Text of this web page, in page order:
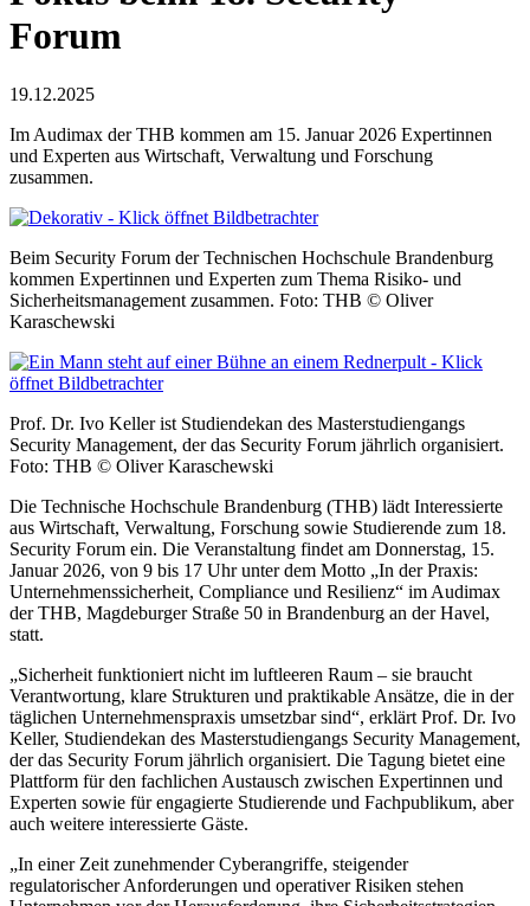
Forum
19.12.2025
Im Audimax der THB kommen am 15. Januar 2026 Expertinnen
und Experten aus Wirtschaft, Verwaltung und Forschung
zusammen.
Beim Security Forum der Technischen Hochschule Brandenburg
kommen Expertinnen und Experten zum Thema Risiko- und
Sicherheitsmanagement zusammen. Foto: THB © Oliver
Karaschewski
Prof. Dr. Ivo Keller ist Studiendekan des Masterstudiengangs
Security Management, der das Security Forum jährlich organisiert.
Foto: THB © Oliver Karaschewski
Die Technische Hochschule Brandenburg (THB) lädt Interessierte
aus Wirtschaft, Verwaltung, Forschung sowie Studierende zum 18.
Security Forum ein. Die Veranstaltung findet am Donnerstag, 15.
Januar 2026, von 9 bis 17 Uhr unter dem Motto „In der Praxis:
Unternehmenssicherheit, Compliance und Resilienz“ im Audimax
der THB, Magdeburger Straße 50 in Brandenburg an der Havel,
statt.
„Sicherheit funktioniert nicht im luftleeren Raum – sie braucht
Verantwortung, klare Strukturen und praktikable Ansätze, die in der
täglichen Unternehmenspraxis umsetzbar sind“, erklärt Prof. Dr. Ivo
Keller, Studiendekan des Masterstudiengangs Security Management,
der das Security Forum jährlich organisiert. Die Tagung bietet eine
Plattform für den fachlichen Austausch zwischen Expertinnen und
Experten sowie für engagierte Studierende und Fachpublikum, aber
auch weitere interessierte Gäste.
„In einer Zeit zunehmender Cyberangriffe, steigender
regulatorischer Anforderungen und operativer Risiken stehen